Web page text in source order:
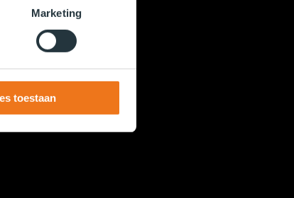
Marketing
toestaan